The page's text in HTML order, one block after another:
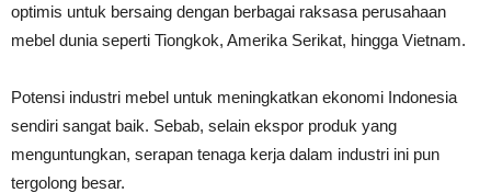
optimis untuk bersaing dengan berbagai raksasa perusahaan
mebel dunia seperti Tiongkok, Amerika Serikat, hingga Vietnam.
Potensi industri mebel untuk meningkatkan ekonomi Indonesia
sendiri sangat baik. Sebab, selain ekspor produk yang
menguntungkan, serapan tenaga kerja dalam industri ini pun
tergolong besar.